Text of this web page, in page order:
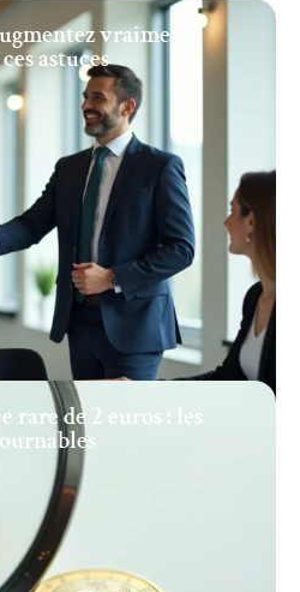
vraiment
astuces
rare de 2 euros : les